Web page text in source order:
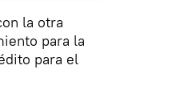
la otra
para la
para el